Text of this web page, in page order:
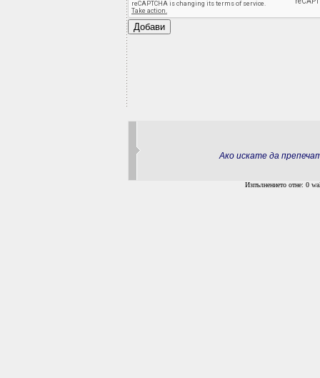
Ако искате да
Изпълнението отне: 0